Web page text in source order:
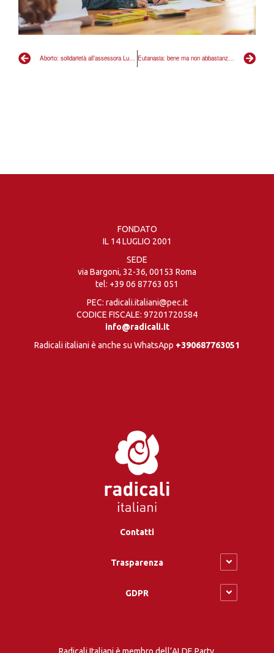
Aborto: solidarietà all’assessora Lucarelli Eutanasia: bene ma non abbastanza, Senato faccia di più
FONDATO
IL 14 LUGLIO 2001
SEDE
via Bargoni, 32-36, 00153 Roma
tel: +39 06 87763 051
PEC: radicali.italiani@pec.it
CODICE FISCALE: 97201720584
info@radicali.it
Radicali italiani è anche su WhatsApp +390687763051
Contatti
Trasparenza
GDPR
Radicali Italiani è membro dell’ALDE Party.